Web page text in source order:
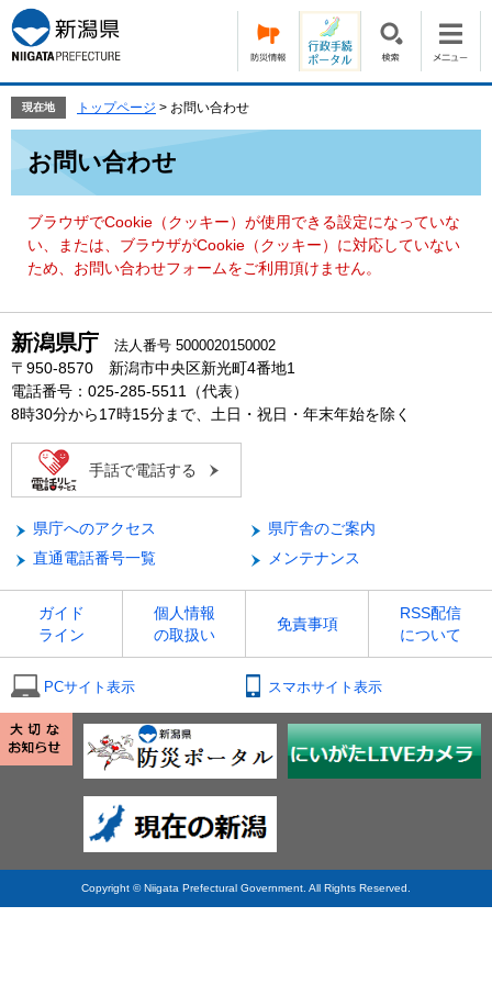
ー
ジ
の
頭
す。
ニ
ュ
ー
飛
て
現在地 トップページ > お問い合わせ
お問い合わせ
ブラウザでCookie（クッキー）が使用できる設定になっていな
い、または、ブラウザがCookie（クッキー）に対応していない
ため、お問い合わせフォームをご利用頂けません。
新潟県庁 法人番号 5000020150002
〒950-8570 新潟市中央区新光町4番地1
電話番号：025-285-5511（代表）
8時30分から17時15分まで、土日・祝日・年末年始を除く
手話で電話する
県庁へのアクセス
県庁舎のご案内
直通電話番号一覧
メンテナンス
ガイド
ライン
個人情報
の取扱い
免責事項
RSS配信
について
PCサイト表示 スマホサイト表示
Copyright © Niigata Prefectural Government. All Rights Reserved.